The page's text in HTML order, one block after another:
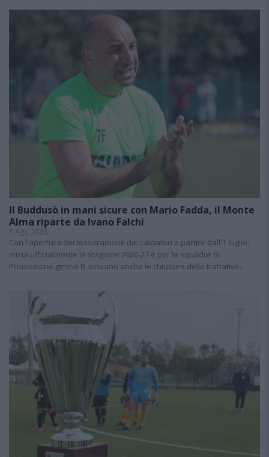
Il Buddusò in mani sicure con Mario Fadda, il Monte
Alma riparte da Ivano Falchi
5 Ago 2026
Con l'apertura dei tesseramenti dei calciatori a partire dall'1 luglio,
inizia ufficialmente la stagione 2026-27 e per le squadre di
Promozione girone B arrivano anche le chiusure delle trattative…